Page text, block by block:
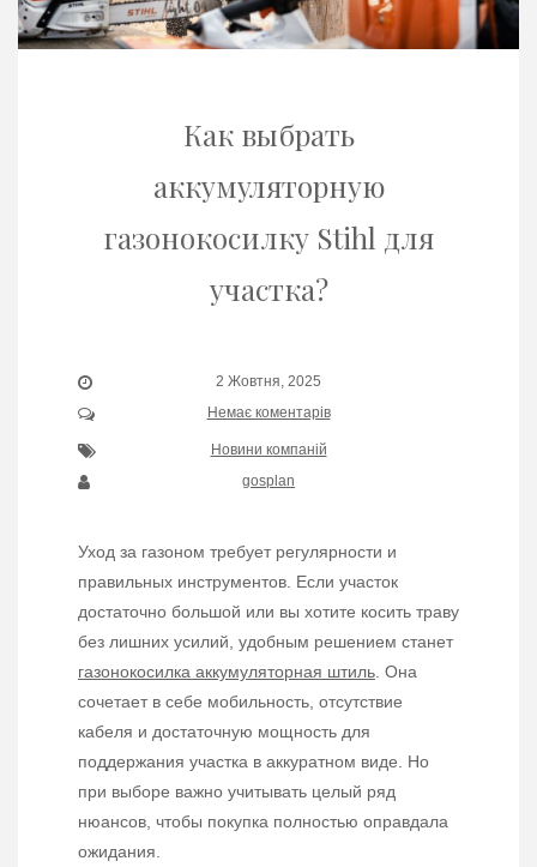
Как выбрать
аккумуляторную
газонокосилку Stihl для
участка?
2 Жовтня, 2025
Немає коментарів
Новини компаній
gosplan
Уход за газоном требует регулярности и
правильных инструментов. Если участок
достаточно большой или вы хотите косить траву
без лишних усилий, удобным решением станет
газонокосилка аккумуляторная штиль . Она
сочетает в себе мобильность, отсутствие
кабеля и достаточную мощность для
поддержания участка в аккуратном виде. Но
при выборе важно учитывать целый ряд
нюансов, чтобы покупка полностью оправдала
ожидания.